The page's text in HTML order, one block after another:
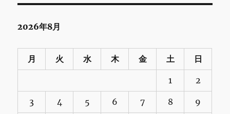
2026年8月
月 火 水 木 金 土 日
1 2
3 4 5 6 7 8 9